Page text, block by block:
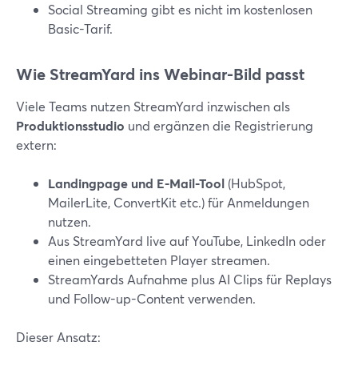
Social Streaming gibt es nicht im kostenlosen
Basic-Tarif.
Wie StreamYard ins Webinar-Bild passt
Viele Teams nutzen StreamYard inzwischen als
Produktionsstudio und ergänzen die Registrierung
extern:
Landingpage und E-Mail-Tool (HubSpot,
MailerLite, ConvertKit etc.) für Anmeldungen
nutzen.
Aus StreamYard live auf YouTube, LinkedIn oder
einen eingebetteten Player streamen.
StreamYards Aufnahme plus AI Clips für Replays
und Follow-up-Content verwenden.
Dieser Ansatz: